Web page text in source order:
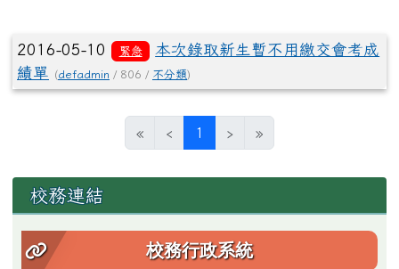
文章列表
2016-05-10 緊急
本次錄取新生暫不用繳交會考成
績單
(defadmin / 806 / 不分類)
« ‹ 1 (目前頁次)
› »
左邊區域內容
校務連結
校務行政系統